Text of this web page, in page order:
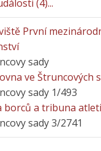
(4)...
První
sady
ve Štruncových
sady 1/493
borců a tribuna
sady 3/2741